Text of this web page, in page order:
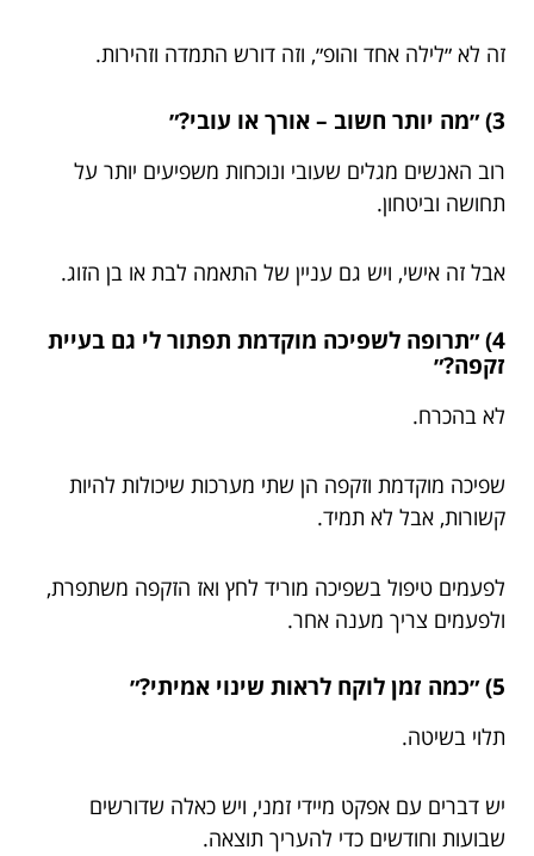
זה לא ״לילה אחד והופ״, וזה דורש התמדה וזהירות.
3) ״מה יותר חשוב – אורך או עובי?״
רוב האנשים מגלים שעובי ונוכחות משפיעים יותר על
תחושה וביטחון.
אבל זה אישי, ויש גם עניין של התאמה לבת או בן הזוג.
4) ״תרופה לשפיכה מוקדמת תפתור לי גם בעיית
זקפה?״
לא בהכרח.
שפיכה מוקדמת וזקפה הן שתי מערכות שיכולות להיות
קשורות, אבל לא תמיד.
לפעמים טיפול בשפיכה מוריד לחץ ואז הזקפה משתפרת,
ולפעמים צריך מענה אחר.
5) ״כמה זמן לוקח לראות שינוי אמיתי?״
תלוי בשיטה.
יש דברים עם אפקט מיידי זמני, ויש כאלה שדורשים
שבועות וחודשים כדי להעריך תוצאה.